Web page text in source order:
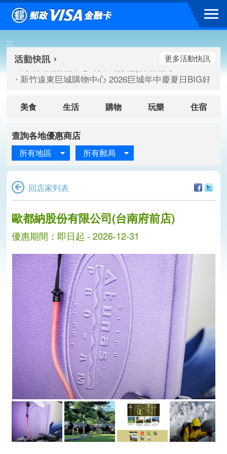
跳到主要內容區塊
:::
高雄大樂購物中心 刷卡郵好禮(活動期間：115/08/07-
臺北三創生活 有點東西第2波 刷卡郵好禮(活動期間：
高雄大樂購物中心 刷卡郵好禮(活動期間：115/08/07-
新竹遠東巨城購物中心 2026巨城年中慶夏日BIG好刷(
更多活動快訊
美食 生活 購物 玩樂 住宿
查詢各地優惠商店
所有地區 所有郵局
回店家列表
分分
歐都納股份有限公司(台南府前店)
優惠期間：即日起 - 2026-12-31